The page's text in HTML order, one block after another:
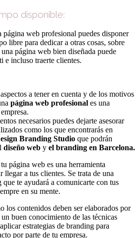
disponible:
página web profesional puedes disponer
libre para dedicar a otras cosas, sobre
página web bien diseñada puede
e incluso traerte clientes.
a tener en cuenta y de los motivos
página web profesional es una
necesarios puedes dejarte asesorar
como los que encontrarás en
Branding Studio que podrán
diseño web y el branding en Barcelona.
página web es una herramienta
llegar a tus clientes. Se trata de una
te ayudará a comunicarte con tus
en su mente.
los contenidos deben ser elaborados por
buen conocimiento de las técnicas
estrategias de branding para
por parte de tu empresa.